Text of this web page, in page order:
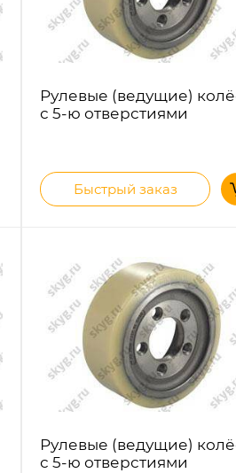
Рулевые (ведущие)
с 5-ю отверстиями
Быстрый заказ
Рулевые (ведущие)
с 5-ю отверстиями